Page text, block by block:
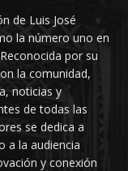
de Luis José
la número uno en
por su
la comunidad,
noticias y
de todas las
se dedica a
a la audiencia
y conexión